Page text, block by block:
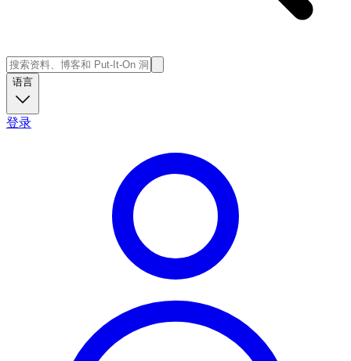
语言
登录